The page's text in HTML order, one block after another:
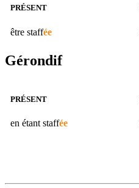
PRÉSENT
être staffée
Gérondif
PRÉSENT
en étant staffée